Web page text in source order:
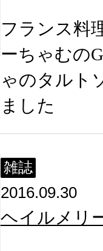
フランス料
ーちゃむの
ゃのタルト
ました
雑誌
2016.09.30
ヘイルメリ